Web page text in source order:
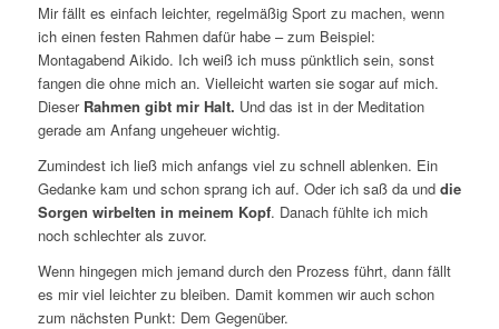
Mir fällt es einfach leichter, regelmäßig Sport zu machen, wenn
ich einen festen Rahmen dafür habe – zum Beispiel:
Montagabend Aikido. Ich weiß ich muss pünktlich sein, sonst
fangen die ohne mich an. Vielleicht warten sie sogar auf mich.
Dieser Rahmen gibt mir Halt. Und das ist in der Meditation
gerade am Anfang ungeheuer wichtig.
Zumindest ich ließ mich anfangs viel zu schnell ablenken. Ein
Gedanke kam und schon sprang ich auf. Oder ich saß da und die
Sorgen wirbelten in meinem Kopf. Danach fühlte ich mich
noch schlechter als zuvor.
Wenn hingegen mich jemand durch den Prozess führt, dann fällt
es mir viel leichter zu bleiben. Damit kommen wir auch schon
zum nächsten Punkt: Dem Gegenüber.